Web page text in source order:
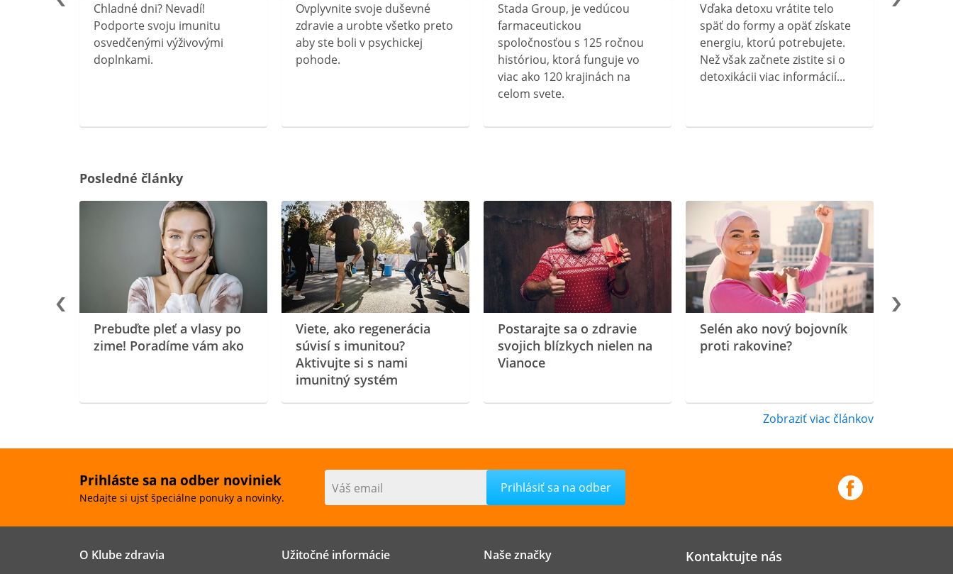
Chladné dni? Nevadí!
Podporte svoju imunitu
osvedčenými výživovými
doplnkami.
Ovplyvnite svoje duševné
zdravie a urobte všetko preto
aby ste boli v psychickej
pohode.
Stada Group, je vedúcou
farmaceutickou
spoločnosťou s 125 ročnou
históriou, ktorá funguje vo
viac ako 120 krajinách na
celom svete.
Vďaka detoxu vrátite telo
späť do formy a opäť získate
energiu, ktorú potrebujete.
Než však začnete zistite si o
detoxikácii viac informácií...
Posledné články
Prebuďte pleť a vlasy po
zime! Poradíme vám ako
Viete, ako regenerácia
súvisí s imunitou?
Aktivujte si s nami
imunitný systém
Postarajte sa o zdravie
svojich blízkych nielen na
Vianoce
Selén ako nový bojovník
proti rakovine?
Zobraziť viac článkov
Prihláste sa na odber noviniek
Nedajte si ujsť špeciálne ponuky a novinky.
Váš email
O Klube zdravia Užitočné informácie Naše značky Kontaktujte nás